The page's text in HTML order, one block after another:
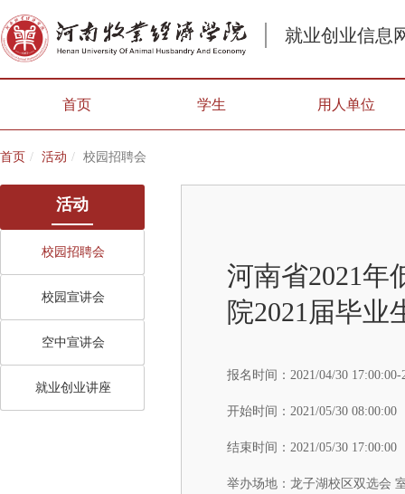
就业创业信息
首页 学生 用人单位
首页 活动 校园招聘会
活动
校园招聘会
校园宣讲会
空中宣讲会
就业创业讲座
河南省2021年
院2021届毕业
报名时间： 2021/04/30
开始时间： 2021/05/30 08:00:00
结束时间： 2021/05/30 17:00:00
举办场地： 龙子湖校区双选会